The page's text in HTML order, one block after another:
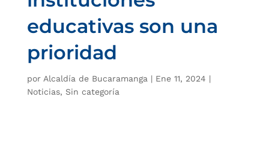
educativas son una
prioridad
por Alcaldía de Bucaramanga | Ene 11, 2024 |
Noticias, Sin categoría